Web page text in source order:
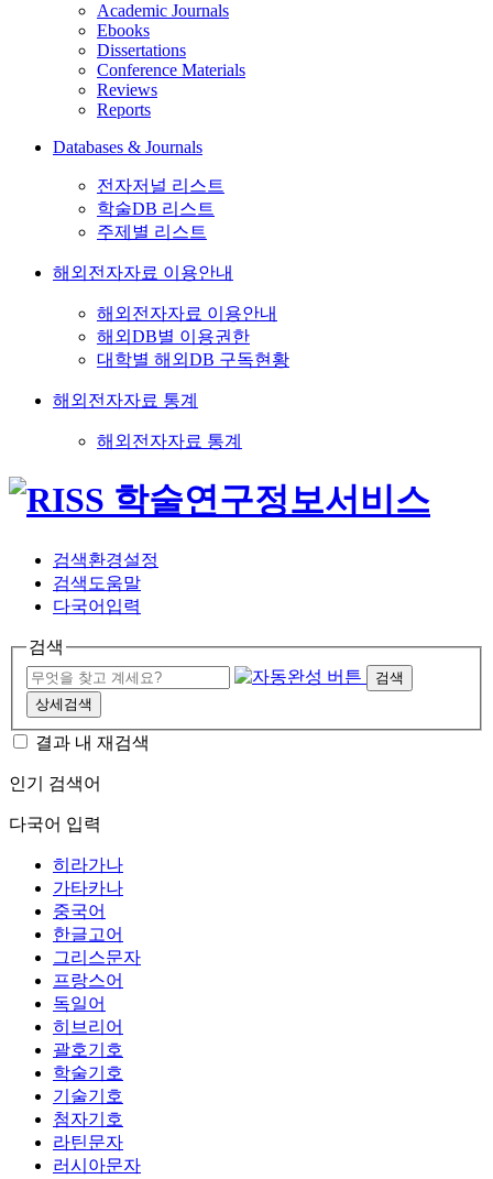
Academic Journals
Ebooks
Dissertations
Conference Materials
Reviews
Reports
Databases & Journals
전자저널 리스트
학술DB 리스트
주제별 리스트
해외전자자료 이용안내
해외전자자료 이용안내
해외DB별 이용권한
대학별 해외DB 구독현황
해외전자자료 통계
해외전자자료 통계
검색환경설정
검색도움말
다국어입력
검색
검색
상세검색
결과 내 재검색
인기 검색어
다국어 입력
히라가나
가타카나
중국어
한글고어
그리스문자
프랑스어
독일어
히브리어
괄호기호
학술기호
기술기호
첨자기호
라틴문자
러시아문자